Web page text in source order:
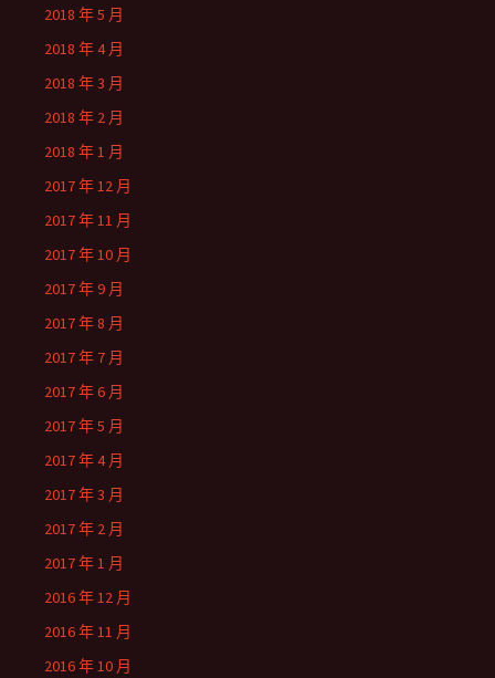
2018 年 5 月
2018 年 4 月
2018 年 3 月
2018 年 2 月
2018 年 1 月
2017 年 12 月
2017 年 11 月
2017 年 10 月
2017 年 9 月
2017 年 8 月
2017 年 7 月
2017 年 6 月
2017 年 5 月
2017 年 4 月
2017 年 3 月
2017 年 2 月
2017 年 1 月
2016 年 12 月
2016 年 11 月
2016 年 10 月